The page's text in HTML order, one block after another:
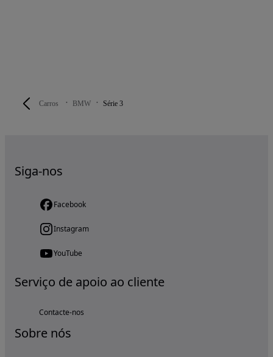
Carros BMW Série 3
Siga-nos
Facebook
Instagram
YouTube
Serviço de apoio ao cliente
Contacte-nos
Sobre nós